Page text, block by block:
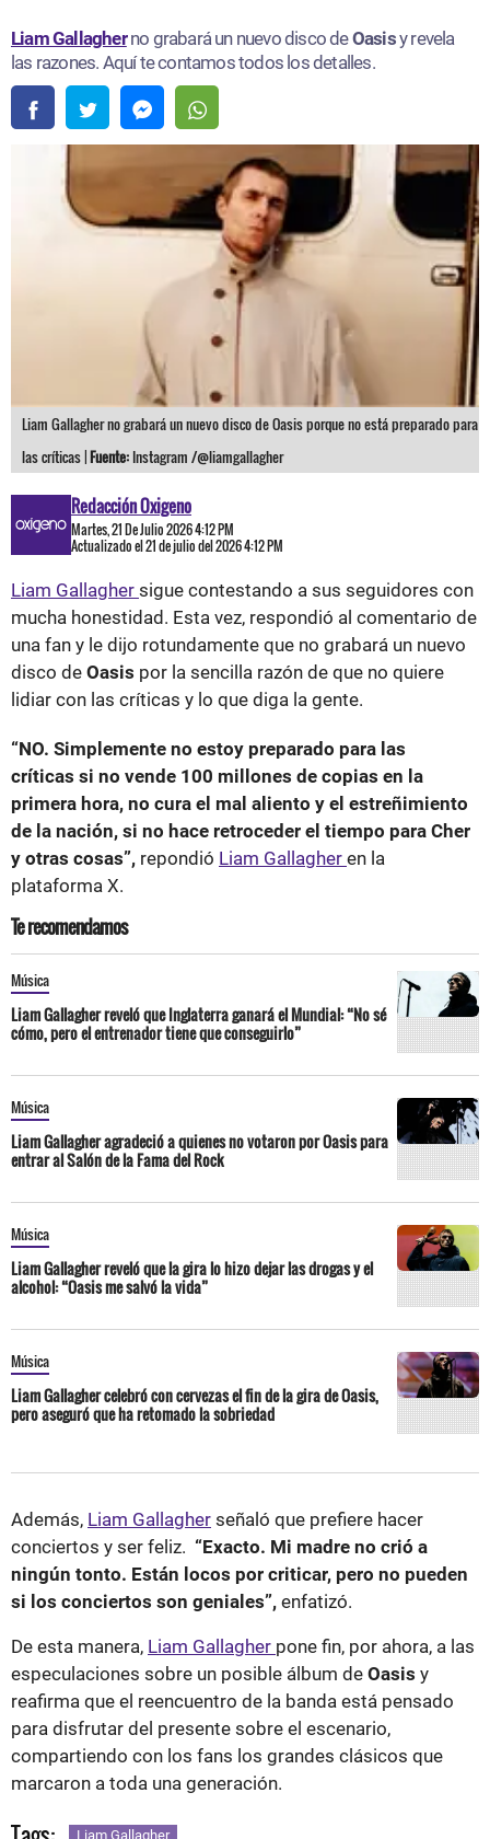
Liam Gallagherno grabará un nuevo disco deOasisy revela
las razones. Aquí te contamos todos los detalles.
Liam Gallagher no grabará un nuevo disco de Oasis porque no está preparado para
las críticas |Fuente: Instagram /@liamgallagher
Redacción Oxigeno
Martes, 21 De Julio 2026 4:12 PM
Actualizado el 21 de julio del 2026 4:12 PM
Liam Gallagher sigue contestando a sus seguidores con
mucha honestidad. Esta vez, respondió al comentario de
una fan y le dijo rotundamente que no grabará un nuevo
disco de Oasis por la sencilla razón de que no quiere
lidiar con las críticas y lo que diga la gente.
“NO. Simplemente no estoy preparado para las
críticas si no vende 100 millones de copias en la
primera hora, no cura el mal aliento y el estreñimiento
de la nación, si no hace retroceder el tiempo para Cher
y otras cosas”, repondió Liam Gallagher en la
plataforma X.
Te recomendamos
Música
Liam Gallagher reveló que Inglaterra ganará el Mundial: “No sé
cómo, pero el entrenador tiene que conseguirlo”
Música
Liam Gallagher agradeció a quienes no votaron por Oasis para
entrar al Salón de la Fama del Rock
Música
Liam Gallagher reveló que la gira lo hizo dejar las drogas y el
alcohol: “Oasis me salvó la vida”
Música
Liam Gallagher celebró con cervezas el fin de la gira de Oasis,
pero aseguró que ha retomado la sobriedad
Además, Liam Gallagher señaló que prefiere hacer
conciertos y ser feliz. “Exacto. Mi madre no crió a
ningún tonto. Están locos por criticar, pero no pueden
si los conciertos son geniales”, enfatizó.
De esta manera, Liam Gallagher pone fin, por ahora, a las
especulaciones sobre un posible álbum de Oasis y
reafirma que el reencuentro de la banda está pensado
para disfrutar del presente sobre el escenario,
compartiendo con los fans los grandes clásicos que
marcaron a toda una generación.
Liam Gallagher